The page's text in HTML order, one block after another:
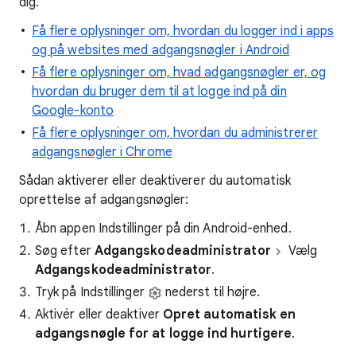
Få flere oplysninger om, hvordan du logger ind i apps
og på websites med adgangsnøgler i Android
Få flere oplysninger om, hvad adgangsnøgler er, og
hvordan du bruger dem til at logge ind på din
Google-konto
Få flere oplysninger om, hvordan du administrerer
adgangsnøgler i Chrome
Sådan aktiverer eller deaktiverer du automatisk
oprettelse af adgangsnøgler:
Åbn appen Indstillinger på din Android-enhed.
Søg efter Adgangskodeadministrator
Vælg
Adgangskodeadministrator.
Tryk på Indstillinger
nederst til højre.
Aktivér eller deaktiver Opret automatisk en
adgangsnøgle for at logge ind hurtigere.